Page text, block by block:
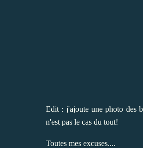
Edit : j'ajoute une photo des
n'est pas le cas du tout!
Toutes mes excuses....